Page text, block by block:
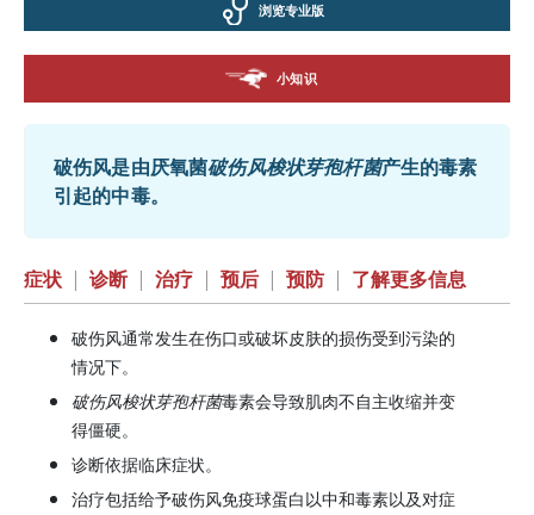
浏览专业版
小知识
破伤风是由厌氧菌破伤风梭状芽孢杆菌产生的毒素
引起的中毒。
症状 | 诊断 | 治疗 | 预后 | 预防 | 了解更多信息
破伤风通常发生在伤口或破坏皮肤的损伤受到污染的
情况下。
破伤风梭状芽孢杆菌毒素会导致肌肉不自主收缩并变
得僵硬。
诊断依据临床症状。
治疗包括给予破伤风免疫球蛋白以中和毒素以及对症